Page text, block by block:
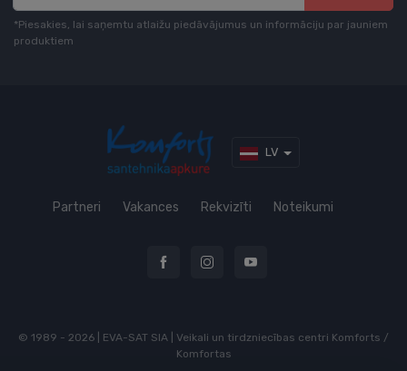
*Piesakies, lai saņemtu atlaižu piedāvājumus un informāciju par jauniem
produktiem
LV
Partneri Vakances Rekvizīti Noteikumi
© 1989 - 2026 | EVA-SAT SIA | Veikali un tirdzniecības centri Komforts /
Komfortas